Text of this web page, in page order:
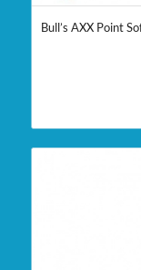
Bull’s AXX Point